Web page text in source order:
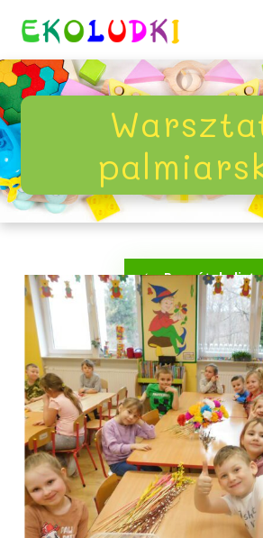
Powrót do listy